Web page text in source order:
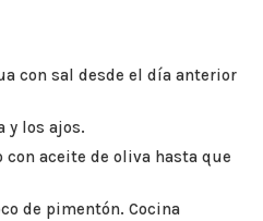
con sal desde el día anterior
y los ajos.
con aceite de oliva hasta que
de pimentón. Cocina